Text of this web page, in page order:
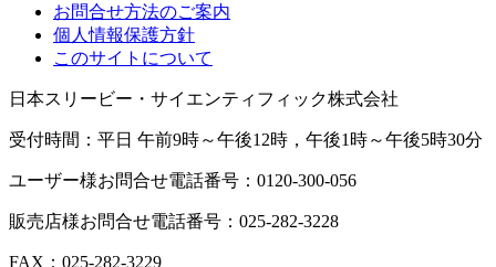
お問合せ方法のご案内
個人情報保護方針
このサイトについて
日本スリービー・サイエンティフィック株式会社
受付時間：平日 午前9時～午後12時，午後1時～午後5時30分
ユーザー様お問合せ電話番号：0120-300-056
販売店様お問合せ電話番号：025-282-3228
FAX：025-282-3229